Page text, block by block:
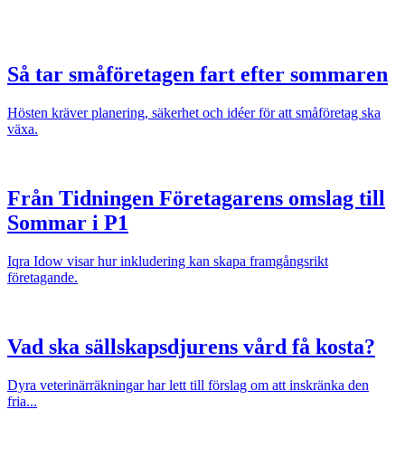
Så tar småföretagen fart efter sommaren
Hösten kräver planering, säkerhet och idéer för att småföretag ska
växa.
Från Tidningen Företagarens omslag till
Sommar i P1
Iqra Idow visar hur inkludering kan skapa framgångsrikt
företagande.
Vad ska sällskapsdjurens vård få kosta?
Dyra veterinärräkningar har lett till förslag om att inskränka den
fria...